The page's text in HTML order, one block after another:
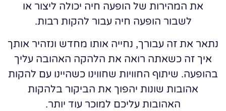
את המהירות של הופעה חיה יכולה ליצור או
לשבור הופעה חיה עבור להקות רבות.
נתאר את זה עבורך, נחייה אותו מחדש ונזהיר אותך
איך זה כשאתה רואה את הלהקה האהובה עליך
בהופעה. שיתוף החוויות שחווינו כשהיינו עם להקות
אהובות שונות יהפוך את הביקור בלהקות
האהובות עליכם למוכר עוד יותר.